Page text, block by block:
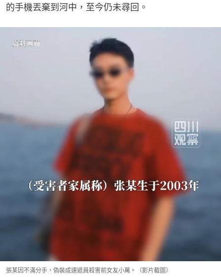
的手機丟棄到河中，至今仍未尋回。
張某因不滿分手，偽裝成速遞員殺害前女友小萬。（影片截圖）